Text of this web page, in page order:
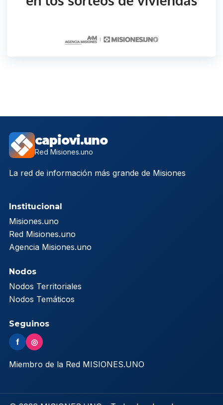
capiovi.uno
Red Misiones.uno
La red de información más grande de Misiones
Institucional
Misiones.uno
Red Misiones.uno
Agencia Misiones.uno
Nodos
Nodos Territoriales
Nodos Temáticos
Seguinos
f ◎
Miembro de la Red MISIONES.UNO